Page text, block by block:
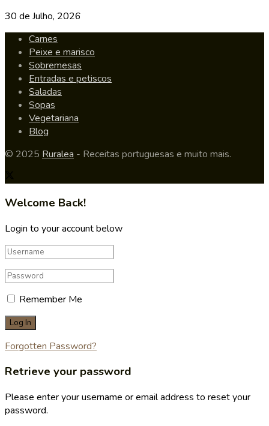
30 de Julho, 2026
Carnes
Peixe e marisco
Sobremesas
Entradas e petiscos
Saladas
Sopas
Vegetariana
Blog
© 2025 Ruralea - Receitas portuguesas e muito mais.
Welcome Back!
Login to your account below
Remember Me
Forgotten Password?
Retrieve your password
Please enter your username or email address to reset your
password.